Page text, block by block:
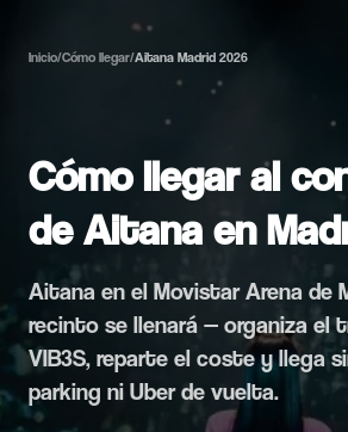
Inicio/Cómo llegar/Aitana Madrid 2026
Cómo llegar al
de Aitana en
Aitana en el Movistar Arena de
recinto se llenará — organiza el
VIB3S, reparte el coste y llega
parking ni Uber de vuelta.